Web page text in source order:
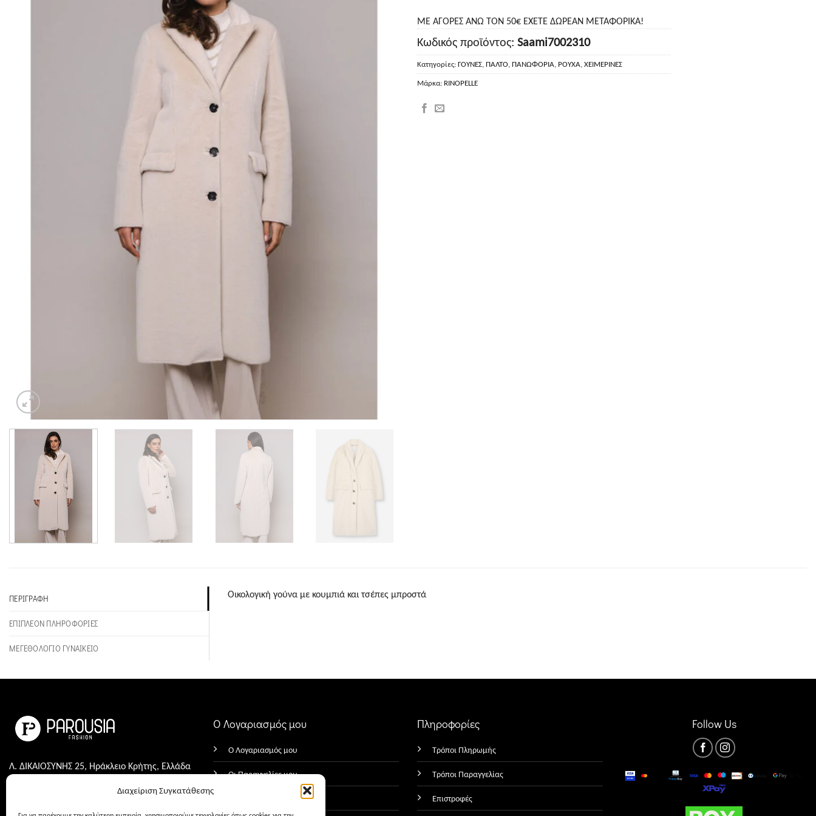
Διαχείριση Συγκατάθεσης
ΜΕ ΑΓΟΡΕΣ ΑΝΩ ΤΟΝ 50€ ΕΧΕΤΕ ΔΩΡΕΑΝ ΜΕΤΑΦΟΡΙΚΑ!
Κωδικός προϊόντος: Saami7002310
Κατηγορίες: ΓΟΥΝΕΣ, ΠΑΛΤΟ, ΠΑΝΩΦΟΡΙΑ, ΡΟΥΧΑ, ΧΕΙΜΕΡΙΝΕΣ
Μάρκα: RINOPELLE
ΠΕΡΙΓΡΑΦΉ
ΕΠΙΠΛΈΟΝ ΠΛΗΡΟΦΟΡΊΕΣ
ΜΕΓΕΘΟΛΟΓΙΟ ΓΥΝΑΙΚΕΙΟ
Οικολογική γούνα με κουμπιά και τσέπες μπροστά
Λ. ΔΙΚΑΙΟΣΥΝΗΣ 25, Ηράκλειο Κρήτης, Ελλάδα
Ο Λογαριασμός μου
Ο Λογαριασμός μου
Οι Παραγγελίες μου
Πληροφορίες
Τρόποι Πληρωμής
Τρόποι Παραγγελίας
Επιστροφές
Follow Us